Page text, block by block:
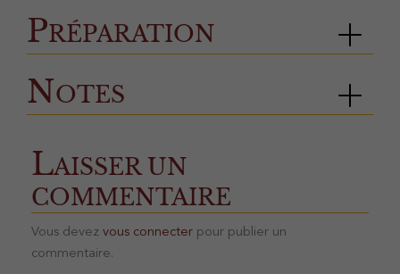
Préparation
Notes
LAISSER UN
COMMENTAIRE
Vous devez vous connecter pour publier un
commentaire.